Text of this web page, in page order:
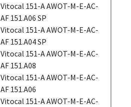
Vitocal 151-A AWOT-M-E-AC-
AF 151.A06 SP
Vitocal 151-A AWOT-M-E-AC-
AF 151.A04 SP
Vitocal 151-A AWOT-M-E-AC-
AF 151.A08
Vitocal 151-A AWOT-M-E-AC-
AF 151.A06
Vitocal 151-A AWOT-M-E-AC-